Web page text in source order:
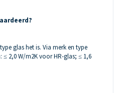
glas het is. Via merk en type
2,0 W/m2K voor HR-glas; ≤ 1,6